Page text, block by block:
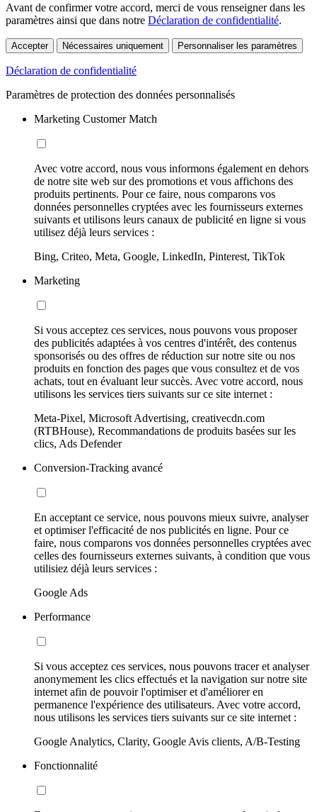
Avant de confirmer votre accord, merci de vous renseigner dans les
paramètres ainsi que dans notre Déclaration de confidentialité.
Accepter Nécessaires uniquement Personnaliser les paramètres
Déclaration de confidentialité
Paramètres de protection des données personnalisés
Marketing Customer Match
Avec votre accord, nous vous informons également en dehors
de notre site web sur des promotions et vous affichons des
produits pertinents. Pour ce faire, nous comparons vos
données personnelles cryptées avec les fournisseurs externes
suivants et utilisons leurs canaux de publicité en ligne si vous
utilisez déjà leurs services :
Bing, Criteo, Meta, Google, LinkedIn, Pinterest, TikTok
Marketing
Si vous acceptez ces services, nous pouvons vous proposer
des publicités adaptées à vos centres d'intérêt, des contenus
sponsorisés ou des offres de réduction sur notre site ou nos
produits en fonction des pages que vous consultez et de vos
achats, tout en évaluant leur succès. Avec votre accord, nous
utilisons les services tiers suivants sur ce site internet :
Meta-Pixel, Microsoft Advertising, creativecdn.com
(RTBHouse), Recommandations de produits basées sur les
clics, Ads Defender
Conversion-Tracking avancé
En acceptant ce service, nous pouvons mieux suivre, analyser
et optimiser l'efficacité de nos publicités en ligne. Pour ce
faire, nous comparons vos données personnelles cryptées avec
celles des fournisseurs externes suivants, à condition que vous
utilisiez déjà leurs services :
Google Ads
Performance
Si vous acceptez ces services, nous pouvons tracer et analyser
anonymement les clics effectués et la navigation sur notre site
internet afin de pouvoir l'optimiser et d'améliorer en
permanence l'expérience des utilisateurs. Avec votre accord,
nous utilisons les services tiers suivants sur ce site internet :
Google Analytics, Clarity, Google Avis clients, A/B-Testing
Fonctionnalité